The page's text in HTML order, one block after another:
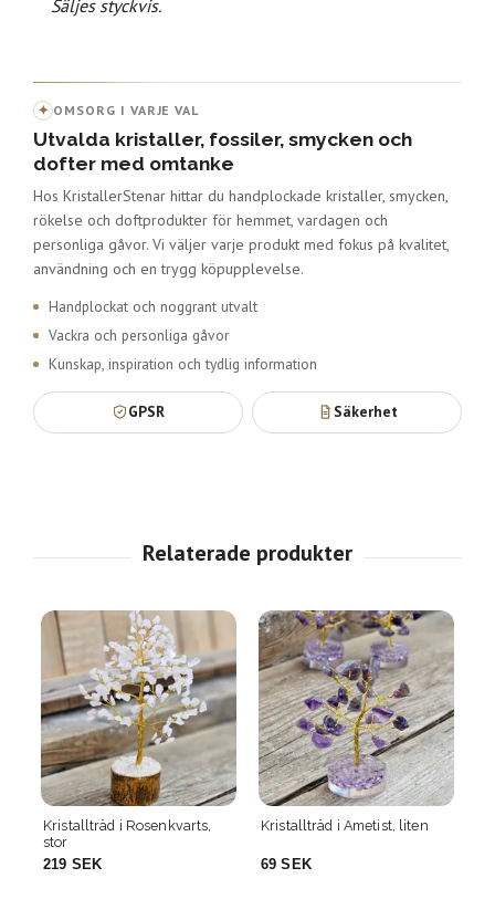
Säljes styckvis.
✦ OMSORG I VARJE VAL
Utvalda kristaller, fossiler, smycken och
dofter med omtanke
Hos KristallerStenar hittar du handplockade kristaller, smycken,
rökelse och doftprodukter för hemmet, vardagen och
personliga gåvor. Vi väljer varje produkt med fokus på kvalitet,
användning och en trygg köpupplevelse.
Handplockat och noggrant utvalt
Vackra och personliga gåvor
Kunskap, inspiration och tydlig information
GPSR Säkerhet
Kristallträd i Rosenkvarts,
stor
219 SEK
Kristallträd i Ametist, liten
69 SEK